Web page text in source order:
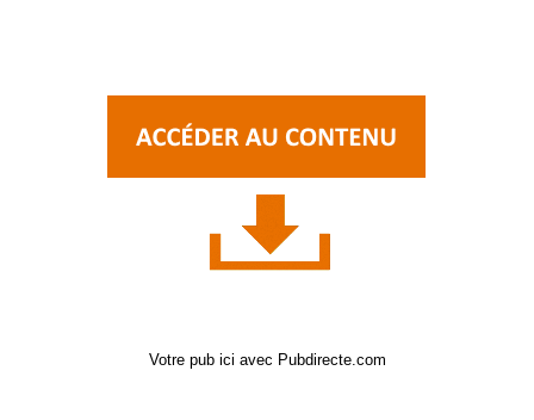
Votre pub ici avec Pubdirecte.com